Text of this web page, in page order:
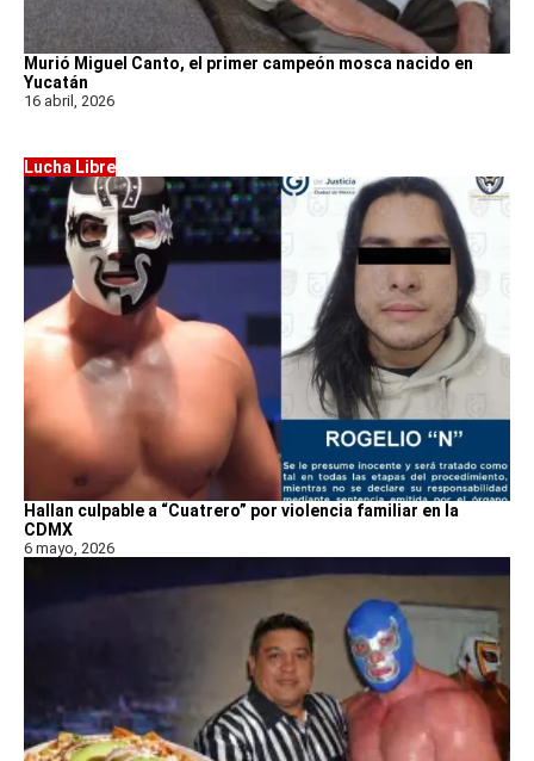
Murió Miguel Canto, el primer campeón mosca nacido en
Yucatán
16 abril, 2026
Lucha Libre
Hallan culpable a “Cuatrero” por violencia familiar en la
CDMX
6 mayo, 2026